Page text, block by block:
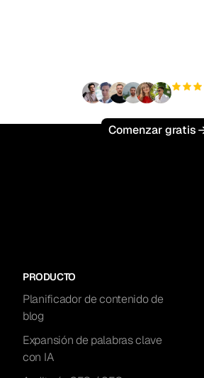
Comenzar gratis
PRODUCTO
Planificador de contenido de
blog
Expansión de palabras clave
con IA